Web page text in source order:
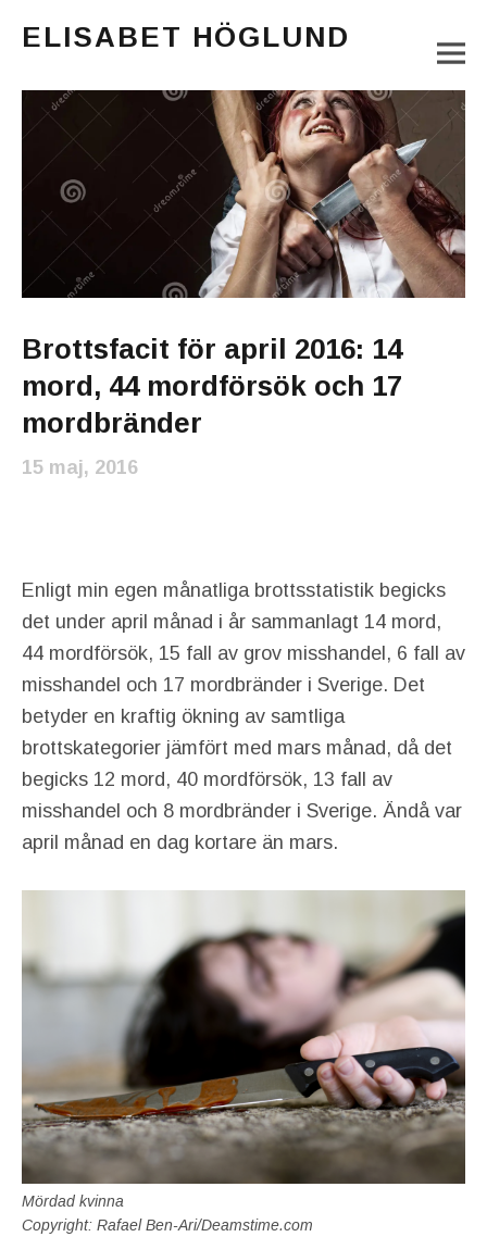
ELISABET HÖGLUND
Main Menu
Brottsfacit för april 2016: 14
mord, 44 mordförsök och 17
mordbränder
15 maj, 2016
Enligt min egen månatliga brottsstatistik begicks
det under april månad i år sammanlagt 14 mord,
44 mordförsök, 15 fall av grov misshandel, 6 fall av
misshandel och 17 mordbränder i Sverige. Det
betyder en kraftig ökning av samtliga
brottskategorier jämfört med mars månad, då det
begicks 12 mord, 40 mordförsök, 13 fall av
misshandel och 8 mordbränder i Sverige. Ändå var
april månad en dag kortare än mars.
Mördad kvinna
Copyright: Rafael Ben-Ari/Deamstime.com